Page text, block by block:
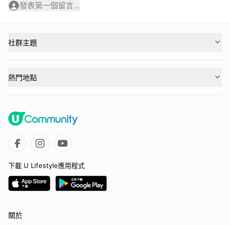
發表第一個留言...
社群主題
熱門地點
下載 U Lifestyle應用程式
關於